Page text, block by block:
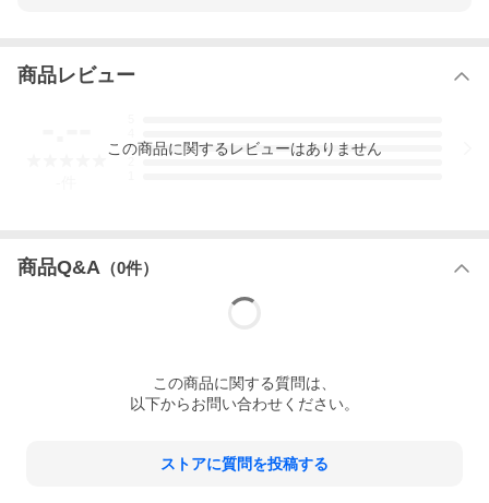
です。
持ち手に清廉潔白な印象を与え、背筋が伸びるような清々しさを
本革扇子（レザー扇子）は、扇面に上質な牛本革を使用した、当
店オリジナルの特別な扇子です。
扇面が幾重にも折り重なる扇子は、厚い素材では、作り上げるこ
本製品は、熟練の革職人が、その薄さに耐えられる上質な革を、
高い技術でなめしています。
商品レビュー
3
この商品に関するレビューはありません
商品Q&A （0件）
この商品に関する質問は、
以下からお問い合わせください。
ストアに質問を投稿する